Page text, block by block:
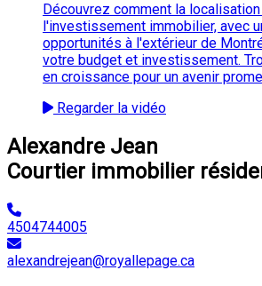
Découvrez comment la
l'investissement immobilier, avec
opportunités à l'extérieur de
votre budget et investissement.
en croissance pour un avenir
Regarder la vidéo
Alexandre Jean
Courtier immobilier
4504744005
alexandrejean@royallepage.ca